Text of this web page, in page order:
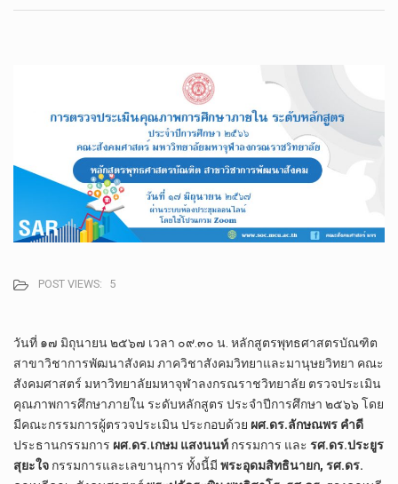
POST VIEWS: 5
วันที่ ๑๗ มิถุนายน ๒๕๖๗ เวลา ๐๙.๓๐ น. หลักสูตรพุทธศาสตรบัณฑิต
สาขาวิชาการพัฒนาสังคม ภาควิชาสังคมวิทยาและมานุษยวิทยา คณะ
สังคมศาสตร์ มหาวิทยาลัยมหาจุฬาลงกรณราชวิทยาลัย ตรวจประเมิน
คุณภาพการศึกษาภายใน ระดับหลักสูตร ประจำปีการศึกษา ๒๕๖๖ โดย
มีคณะกรรมการผู้ตรวจประเมิน ประกอบด้วย ผศ.ดร.ลักษณพร คำดี
ประธานกรรมการ ผศ.ดร.เกษม แสงนนท์ กรรมการ และ รศ.ดร.ประยูร
สุยะใจ กรรมการและเลขานุการ ทั้งนี้มี พระอุดมสิทธินายก, รศ.ดร.